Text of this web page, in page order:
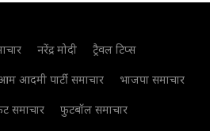
नरेंद्र मोदी
ट्रैवल टिप्स
आदमी पार्टी समाचार
भाजपा समाचार
समाचार
फुटबॉल समाचार